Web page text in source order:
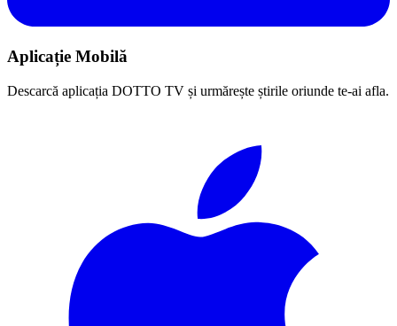
Aplicație Mobilă
Descarcă aplicația DOTTO TV și urmărește știrile oriunde te-ai afla.